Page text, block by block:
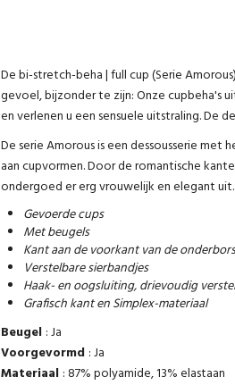
De bi-stretch-beha | full cup (Serie
gevoel, bijzonder te zijn: Onze cupbeha's
en verlenen u een sensuele uitstraling. De
De serie Amorous is een dessousserie
aan cupvormen. Door de romantische
ondergoed er erg vrouwelijk en elegant uit.
Gevoerde cups
Met beugels
Kant aan de voorkant van de
Verstelbare sierbandjes
Haak- en oogsluiting, drievoudig
Grafisch kant en Simplex-materiaal
Beugel : Ja
Voorgevormd : Ja
Materiaal : 87% polyamide, 13% elastaan